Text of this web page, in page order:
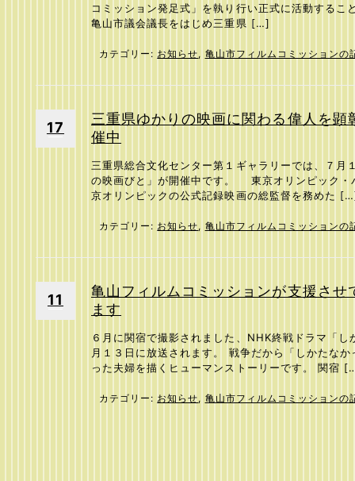
コミッション発足式」を執り行い正式に活動する
亀山市議会議長をはじめ三重県 […]
カテゴリー: お知らせ, 亀山市フィルムコミッションの
17
三重県ゆかりの映画に関わる偉人を
催中
三重県総合文化センター第１ギャラリーでは、７月
の映画びと」が開催中です。 東京オリンピック・
京オリンピックの公式記録映画の総監督を務めた
カテゴリー: お知らせ, 亀山市フィルムコミッションの
11
亀山フィルムコミッションが支援さ
ます
６月に関宿で撮影されました、NHK終戦ドラマ「
月１３日に放送されます。 戦争だから「しかたな
った夫婦を描くヒューマンストーリーです。 関宿
カテゴリー: お知らせ, 亀山市フィルムコミッションの